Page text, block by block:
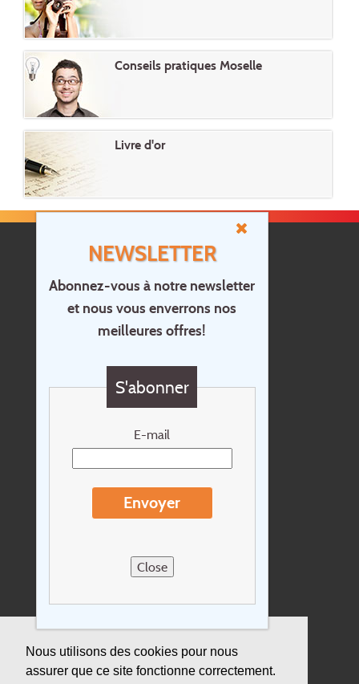
Nous utilisons des cookies pour nous
assurer que ce site fonctionne correctement.
NEWSLETTER
Abonnez-vous à notre newsletter
et nous vous enverrons nos
meilleures offres!
S'abonner
E-mail
Envoyer
Close
Conseils pratiques Moselle
Livre d'or
Accueil
Contact
Questions?
Newsletter
Conditions de voyage
Sitemap
Assurance